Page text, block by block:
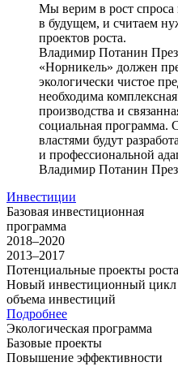
Мы верим в рост
в будущем, и считаем
проектов роста.
Владимир Потанин
«Норникель» должен
экологически чистое
необходима
производства и
социальная программа.
властями будут
и профессиональной
Владимир Потанин
Инвестиции
Базовая инвестиционная
программа
2018–2020
2013–2017
Потенциальные проекты роста
Новый инвестиционный цикл
объема инвестиций
Подробнее
Экологическая программа
Базовые проекты
Повышение эффективности